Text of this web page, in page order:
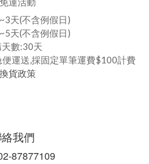
天(不含例假日)
天(不含例假日)
數:30天
運送,採固定單筆運費$100計費
貨政策
我們
87877109